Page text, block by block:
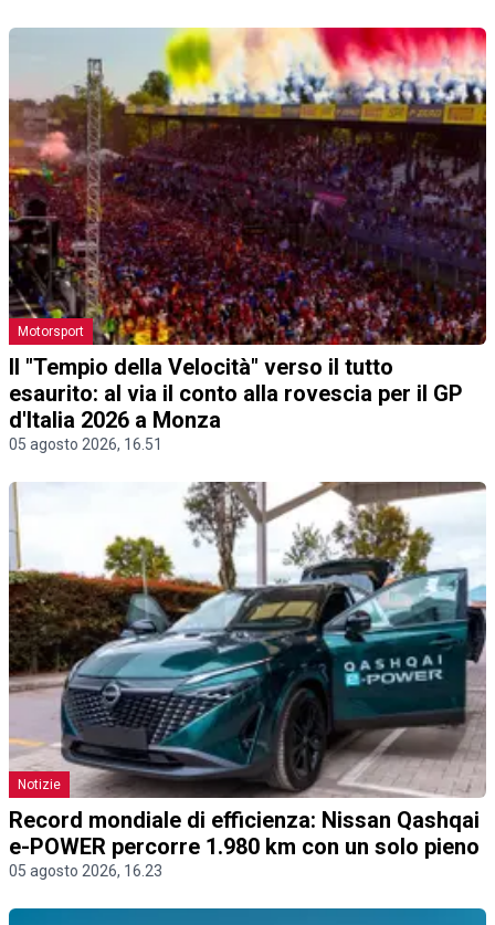
Motorsport
Il "Tempio della Velocità" verso il tutto
esaurito: al via il conto alla rovescia per il GP
d'Italia 2026 a Monza
05 agosto 2026, 16.51
Notizie
Record mondiale di efficienza: Nissan Qashqai
e-POWER percorre 1.980 km con un solo pieno
05 agosto 2026, 16.23